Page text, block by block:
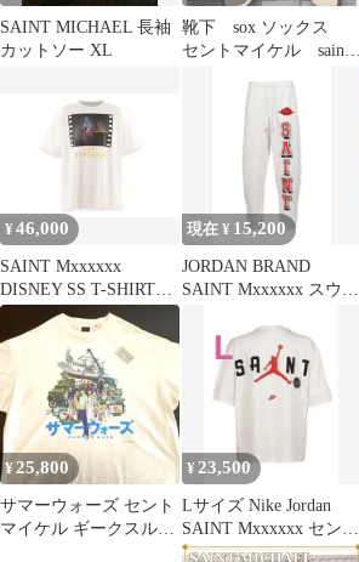
SAINT MICHAEL 長袖
カットソー XL
靴下 sox ソックス
セントマイケル saint
¥46,000
SAINT Mxxxxxx
DISNEY SS T-SHIRT
FANTASIA
現在 ¥ 15,200
JORDAN BRAND
SAINT Mxxxxxx スウェ
¥25,800
サマーウォーズ セント
マイケル ギークスルー
¥ 23,500
Lサイズ Nike Jordan
SAINT Mxxxxxx セント
マイケル T